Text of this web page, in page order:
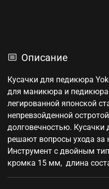
Описание
Кусачки для педикюра
для маникюра и
легированной японской
непревзойденной
долговечностью. Кусачки
решают вопросы ухода за
Инструмент с двойным
кромка 15 мм, длина